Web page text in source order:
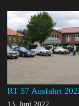
RT 57 Ausfahrt
13. Juni 2022